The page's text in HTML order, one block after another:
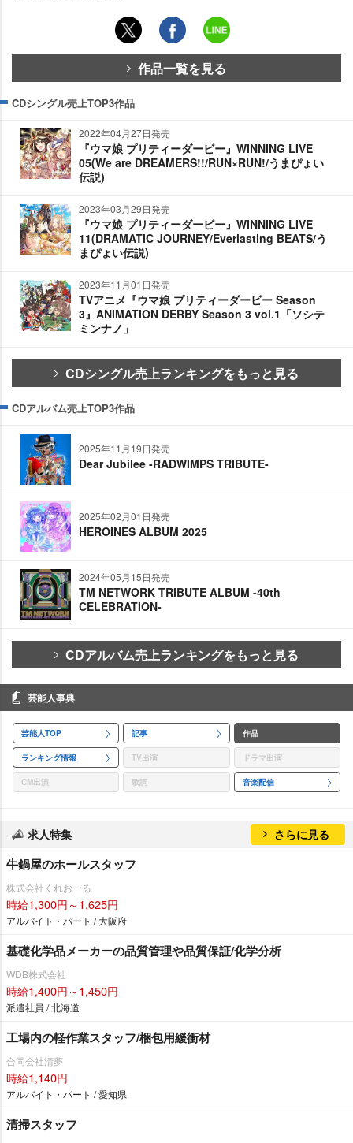
作品一覧を見る
CDシングル売上TOP3作品
2022年04月27日発売
『ウマ娘 プリティーダービー』WINNING LIVE
05(We are DREAMERS!!/RUN×RUN!/うまぴょい
伝説)
2023年03月29日発売
『ウマ娘 プリティーダービー』WINNING LIVE
11(DRAMATIC JOURNEY/Everlasting BEATS/う
まぴょい伝説)
2023年11月01日発売
TVアニメ『ウマ娘 プリティーダービー Season
3』ANIMATION DERBY Season 3 vol.1「ソシテ
ミンナノ」
CDシングル売上ランキングをもっと見る
CDアルバム売上TOP3作品
2025年11月19日発売
Dear Jubilee -RADWIMPS TRIBUTE-
2025年02月01日発売
HEROINES ALBUM 2025
2024年05月15日発売
TM NETWORK TRIBUTE ALBUM -40th
CELEBRATION-
CDアルバム売上ランキングをもっと見る
芸能人事典
芸能人TOP 記事 作品
ランキング情報 TV出演 ドラマ出演
CM出演 歌詞 音楽配信
求人特集 さらに見る
牛鍋屋のホールスタッフ
株式会社くれおーる
時給1,300円～1,625円
アルバイト・パート / 大阪府
基礎化学品メーカーの品質管理や品質保証/化学分析
WDB株式会社
時給1,400円～1,450円
派遣社員 / 北海道
工場内の軽作業スタッフ/梱包用緩衝材
合同会社清夢
時給1,140円
アルバイト・パート / 愛知県
清掃スタッフ